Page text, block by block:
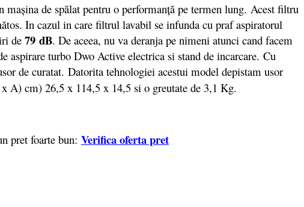
de spălat pentru o performanţă pe termen lung. Acest filtru
In cazul in care filtrul lavabil se infunda cu praf aspiratorul
de79 dB. De aceea, nu va deranja pe nimeni atunci cand facem
aspirare turbo Dwo Active electrica si stand de incarcare. Cu
de curatat. Datorita tehnologiei acestui model depistam usor
A) cm) 26,5 x 114,5 x 14,5 si o greutate de 3,1 Kg.
pret foarte bun: Verifica oferta pret